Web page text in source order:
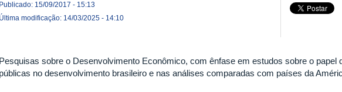
Publicado: 15/09/2017 - 15:13
Última modificação: 14/03/2025 - 14:10
Pesquisas sobre o Desenvolvimento Econômico, com ênfase em estudos sobre o papel
públicas no desenvolvimento brasileiro e nas análises comparadas com países da